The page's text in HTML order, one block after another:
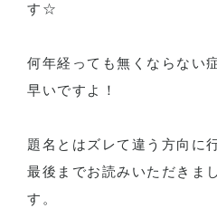
す☆
何年経っても無くならない
早いですよ！
題名とはズレて違う方向に
最後までお読みいただきま
す。